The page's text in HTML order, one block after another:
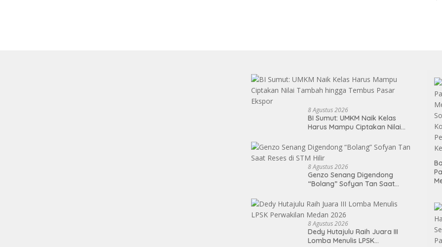
8 Agustus 2026
BI Sumut: UMKM Naik Kelas
Harus Mampu Ciptakan Nilai
Ekspor
8 Agustus 2026
Genzo Senang Digendong
“Bolang” Sofyan Tan Saat
8 Agustus 2026
Dedy Hutajulu Raih Juara III
Lomba Menulis LPSK